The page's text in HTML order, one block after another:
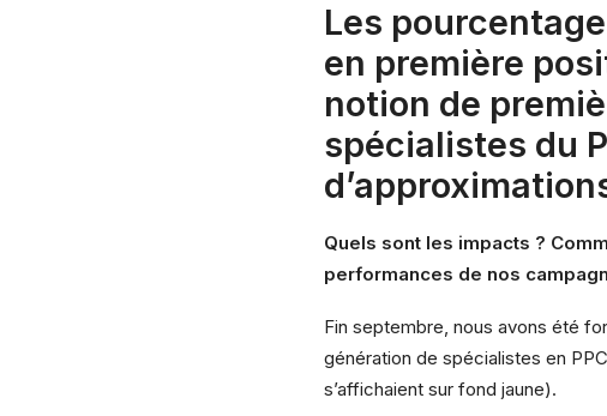
Les
en première
notion de
spécialistes du
Quels sont les impacts ?
performances de nos
Fin septembre, nous avons été
génération de spécialistes en
s’affichaient sur fond jaune).